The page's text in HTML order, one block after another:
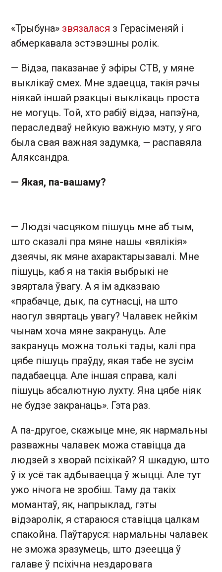
«Трыбуна» звязалася з Герасіменяй і
абмеркавала эстэвэшны ролік.
— Відэа, паказанае ў эфіры СТВ, у мяне
выклікаў смех. Мне здаецца, такія рэчы
ніякай іншай рэакцыі выклікаць проста
не могуць. Той, хто рабіў відэа, напэўна,
пераследваў нейкую важную мэту, у яго
была свая важная задумка, — распавяла
Аляксандра.
— Якая, па-вашаму?
— Людзі часцяком пішуць мне аб тым,
што сказалі пра мяне нашы «вялікія»
дзеячы, як мяне ахарактарызавалі. Мне
пішуць, каб я на такія выбрыкі не
звяртала ўвагу. А я ім адказваю
«прабачце, дык, па сутнасці, на што
наогул звяртаць увагу? Чалавек нейкім
чынам хоча мяне закрануць. Але
закрануць можна толькі тады, калі пра
цябе пішуць праўду, якая табе не зусім
падабаецца. Але іншая справа, калі
пішуць абсалютную лухту. Яна цябе ніяк
не будзе закранаць». Гэта раз.
А па-другое, скажыце мне, як нармальны
разважны чалавек можа ставіцца да
людзей з хворай псіхікай? Я шкадую, што
ў іх усё так адбываецца ў жыцці. Але тут
ужо нічога не зробіш. Таму да такіх
момантаў, як, напрыклад, гэты
відэаролік, я стараюся ставіцца цалкам
спакойна. Паўтаруся: нармальны чалавек
не зможа зразумець, што дзеецца ў
галаве ў псіхічна нездаровага